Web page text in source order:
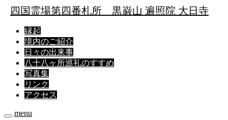
四国霊場第四番札所 黒巌山 遍照院 大日寺
縁起
境内のご紹介
日々の出来事
八十八ヶ所巡礼のすすめ
写真集
リンク
アクセス
menu